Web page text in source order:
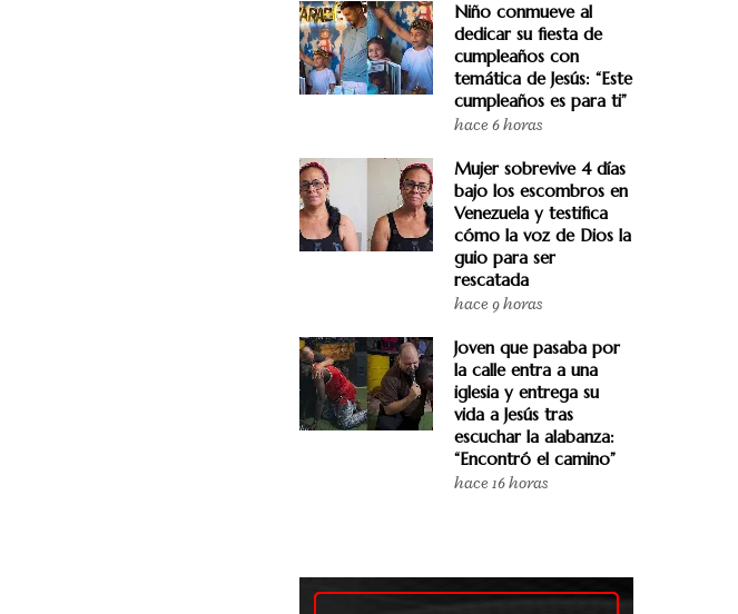
Niño conmueve al
dedicar su fiesta de
cumpleaños con
temática de Jesús: “Este
cumpleaños es para ti”
hace 6 horas
Mujer sobrevive 4 días
bajo los escombros en
Venezuela y testifica
cómo la voz de Dios la
guio para ser
rescatada
hace 9 horas
Joven que pasaba por
la calle entra a una
iglesia y entrega su
vida a Jesús tras
escuchar la alabanza:
“Encontró el camino”
hace 16 horas